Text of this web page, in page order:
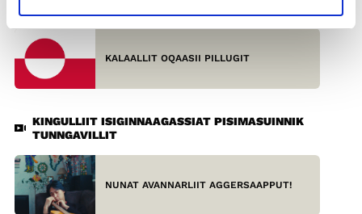
KALAALLIT OQAASII PILLUGIT
KINGULLIIT ISIGINNAAGASSIAT PISIMASUINNIK
TUNNGAVILLIT
NUNAT AVANNARLIIT AGGERSAAPPUT!